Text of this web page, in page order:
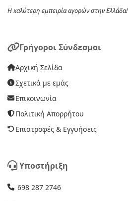
Η καλύτερη εμπειρία αγορών στην Ελλάδα!
Γρήγοροι Σύνδεσμοι
Αρχική Σελίδα
Σχετικά με εμάς
Επικοινωνία
Πολιτική Απορρήτου
Επιστροφές & Εγγυήσεις
Υποστήριξη
698 287 2746